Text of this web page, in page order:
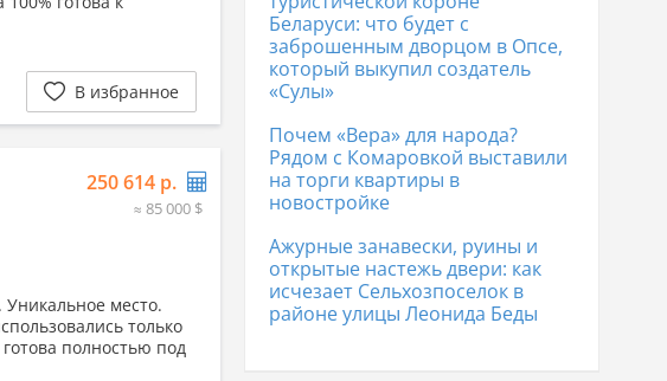
В избранное
250 614 р.
≈ 85 000 $
место.
только
полностью под
Беларуси: что будет с
заброшенным дворцом в Опсе,
который выкупил создатель
«Сулы»
Почем «Вера» для народа?
Рядом с Комаровкой выставили
на торги квартиры в
новостройке
Ажурные занавески, руины и
открытые настежь двери: как
исчезает Сельхозпоселок в
районе улицы Леонида Беды